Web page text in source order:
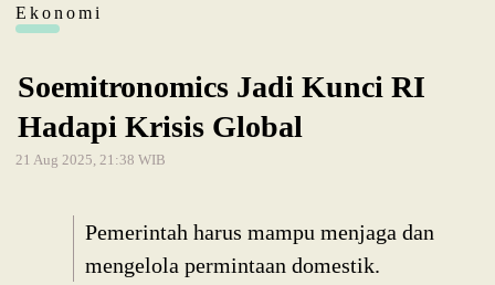
Ekonomi
Soemitronomics Jadi Kunci RI
Hadapi Krisis Global
21 Aug 2025, 21:38 WIB
Pemerintah harus mampu menjaga dan
mengelola permintaan domestik.